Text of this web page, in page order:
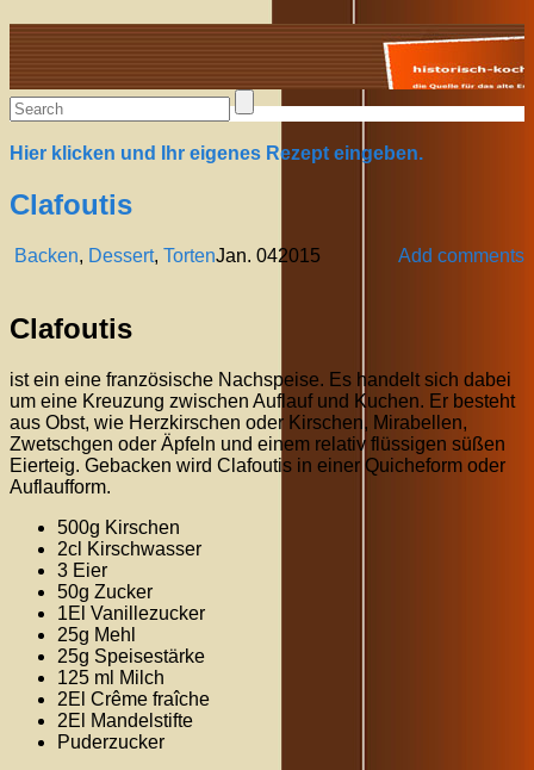
Alte Rezepte online
Hier klicken und Ihr eigenes Rezept eingeben.
Clafoutis
Backen, Dessert, Torten Add comments
Jan. 042015
Clafoutis
ist ein eine französische Nachspeise. Es handelt sich dabei
um eine Kreuzung zwischen Auflauf und Kuchen. Er besteht
aus Obst, wie Herzkirschen oder Kirschen, Mirabellen,
Zwetschgen oder Äpfeln und einem relativ flüssigen süßen
Eierteig. Gebacken wird Clafoutis in einer Quicheform oder
Auflaufform.
500g Kirschen
2cl Kirschwasser
3 Eier
50g Zucker
1El Vanillezucker
25g Mehl
25g Speisestärke
125 ml Milch
2El Crême fraîche
2El Mandelstifte
Puderzucker